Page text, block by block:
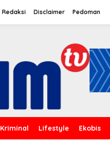
Redaksi Disclaimer Pedoman
Kriminal Lifestyle Ekobis